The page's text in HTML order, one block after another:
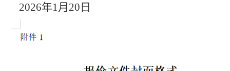
2026年1 月 20 日